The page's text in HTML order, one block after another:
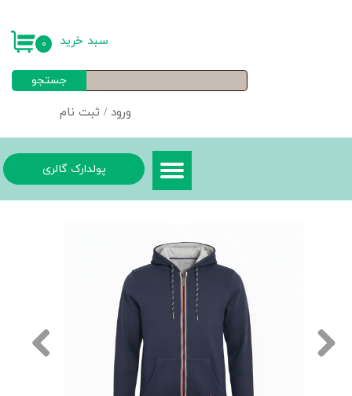
ورود / ثبت نام
خروج از حساب کاربری
جستجو
۰ سبد خرید
پولدارک گالری